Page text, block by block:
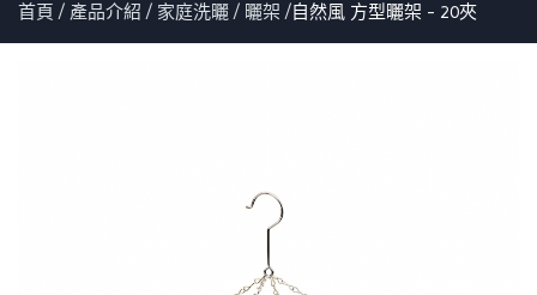
首頁 產品介紹 家庭洗曬 曬架 自然風 方型曬架 - 20夾